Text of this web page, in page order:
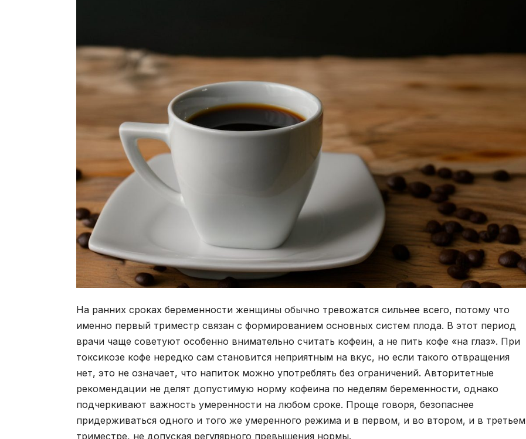
На ранних сроках беременности женщины обычно тревожатся сильнее всего, потому что
именно первый триместр связан с формированием основных систем плода. В этот период
врачи чаще советуют особенно внимательно считать кофеин, а не пить кофе «на глаз». При
токсикозе кофе нередко сам становится неприятным на вкус, но если такого отвращения
нет, это не означает, что напиток можно употреблять без ограничений. Авторитетные
рекомендации не делят допустимую норму кофеина по неделям беременности, однако
подчеркивают важность умеренности на любом сроке. Проще говоря, безопаснее
придерживаться одного и того же умеренного режима и в первом, и во втором, и в третьем
триместре, не допуская регулярного превышения нормы.